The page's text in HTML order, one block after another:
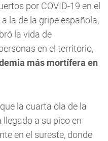
por COVID-19 en el
la de la gripe española,
la vida de
en el territorio,
más mortífera en
la cuarta ola de la
a su pico en
en el sureste, donde